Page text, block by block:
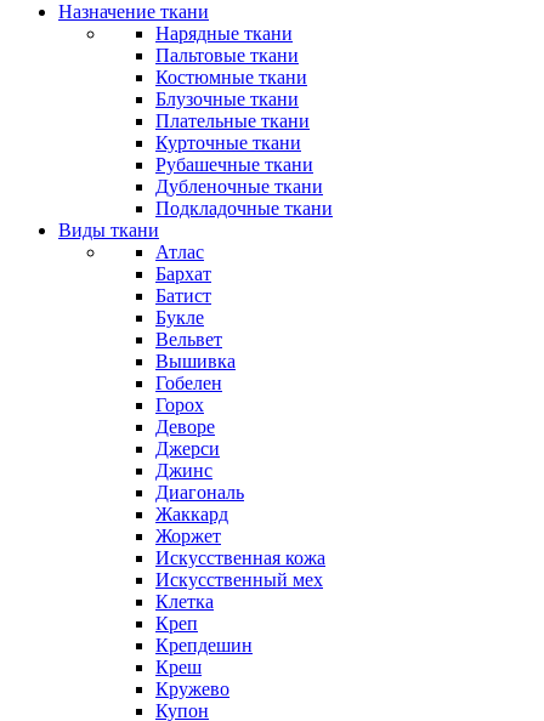
Назначение ткани
Нарядные ткани
Пальтовые ткани
Костюмные ткани
Блузочные ткани
Плательные ткани
Курточные ткани
Рубашечные ткани
Дубленочные ткани
Подкладочные ткани
Виды ткани
Атлас
Бархат
Батист
Букле
Вельвет
Вышивка
Гобелен
Горох
Деворе
Джерси
Джинс
Диагональ
Жаккард
Жоржет
Искусственная кожа
Искусственный мех
Клетка
Креп
Крепдешин
Креш
Кружево
Купон